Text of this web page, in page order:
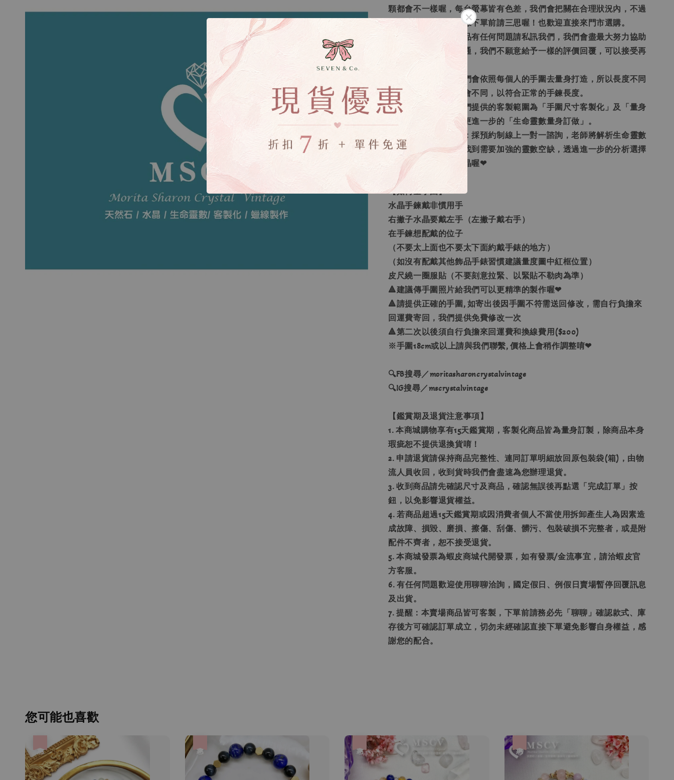
顆都會不一樣喔，每台螢幕皆有色差，我們會把關在合理狀況內，不過
若堅持和照片一模一樣下單前請三思喔！也歡迎直接來門市選購。
🔸勿用評價溝通：商品有任何問題請私訊我們，我們會盡最大努力協助
處理，切勿用評價溝通，我們不願意給予一樣的評價回覆，可以接受再
🔸手鍊顆數問題：我們會依照每個人的手圍去量身打造，所以長度不同
每一條的水晶數量就會不同，以符合正常的手鍊長度。
🔸客製化之範圍：我們提供的客製範圍為「手圍尺寸客製化」及「量身
需求的訂做」，還有更進一步的「生命靈數量身訂做」。
🔸生命靈數量身訂做：採預約制線上一對一諮詢，老師將解析生命靈數
讓您更了解自己，並找到需要加強的靈數空缺，透過進一步的分析選擇
真正屬於您需要的水晶喔❤
【如何量手圍】
水晶手鍊戴非慣用手
右撇子水晶要戴左手（左撇子戴右手）
在手鍊想配戴的位子
（不要太上面也不要太下面約戴手錶的地方）
（如沒有配戴其他飾品手錶習慣建議量度圖中紅框位置）
皮尺繞一圈服貼（不要刻意拉緊、以緊貼不勒肉為準）
🔺建議傳手圍照片給我們可以更精準的製作喔❤
🔺請提供正確的手圍, 如寄出後因手圍不符需送回修改，需自行負擔來
回運費寄回，我們提供免費修改一次
🔺第二次以後須自行負擔來回運費和換線費用($200)
※手圍18cm或以上請與我們聯繫, 價格上會稍作調整唷❤
🔍FB搜尋／moritasharoncrystalvintage
🔍IG搜尋／mscrystalvintage
【鑑賞期及退貨注意事項】
1. 本商城購物享有15天鑑賞期，客製化商品皆為量身訂製，除商品本身
瑕疵恕不提供退換貨唷！
2. 申請退貨請保持商品完整性、連同訂單明細放回原包裝袋(箱)，由物
流人員收回，收到貨時我們會盡速為您辦理退貨。
3. 收到商品請先確認尺寸及商品，確認無誤後再點選「完成訂單」按
鈕，以免影響退貨權益。
4. 若商品超過15天鑑賞期或因消費者個人不當使用拆卸產生人為因素造
成故障、損毀、磨損、擦傷、刮傷、髒污、包裝破損不完整者，或是附
配件不齊者，恕不接受退貨。
5. 本商城發票為蝦皮商城代開發票，如有發票/金流事宜，請洽蝦皮官
方客服。
6. 有任何問題歡迎使用聊聊洽詢，國定假日、例假日賣場暫停回覆訊息
及出貨。
7. 提醒：本賣場商品皆可客製，下單前請務必先「聊聊」確認款式、庫
存後方可確認訂單成立，切勿未經確認直接下單避免影響自身權益，感
謝您的配合。
您可能也喜歡